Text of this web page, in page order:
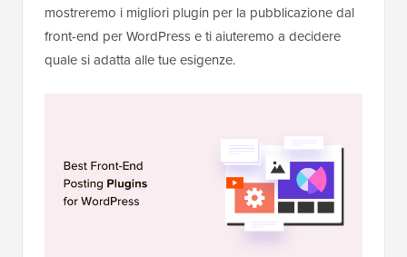
mostreremo i migliori plugin per la pubblicazione dal
front-end per WordPress e ti aiuteremo a decidere
quale si adatta alle tue esigenze.